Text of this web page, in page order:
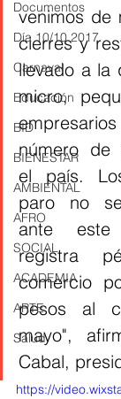
Documentos
Día 10/10 2017
Carnaval
Educación
BID
BIENESTAR
AMBIENTAL
AFRO
SOCIAL
ACADEMIA
ARTE
Salud
venimos de
cierres y
llevado a la
micro,
número de
el país.
paro no
ante este
registra
comercio
pesos al
mayo",
Cabal,
https://